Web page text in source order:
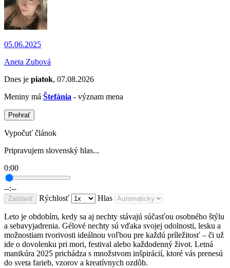
05.06.2025
Aneta Zubová
Dnes je piatok, 07.08.2026
Meniny má Štefánia - význam mena
Prehrať
Vypočuť článok
Pripravujem slovenský hlas...
0:00
--:--
Zastaviť Rýchlosť Hlas
Leto je obdobím, kedy sa aj nechty stávajú súčasťou osobného štýlu
a sebavyjadrenia. Gélové nechty sú vďaka svojej odolnosti, lesku a
možnostiam tvorivosti ideálnou voľbou pre každú príležitosť – či už
ide o dovolenku pri mori, festival alebo každodenný život. Letná
manikúra 2025 prichádza s množstvom inšpirácií, ktoré vás prenesú
do sveta farieb, vzorov a kreatívnych ozdôb.